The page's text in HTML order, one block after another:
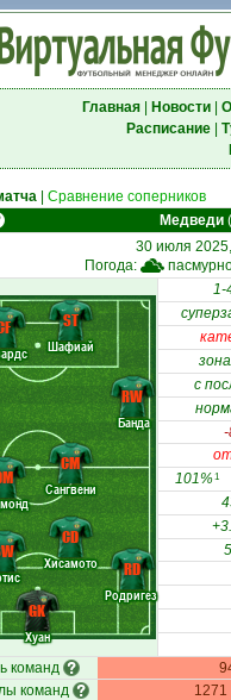
Главная| Новости|
Расписание|
Сравнение соперников
Медведи
30 июля
Погода:
Хуан
Хисамото
Родригез
Сангвени
Банда
Шафиай
GK
CD
RD
CM
RW
ST
1-
с
-
101%1
команд
команд
1271